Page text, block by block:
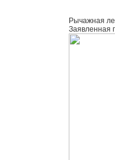
Рычажная
Заявленная